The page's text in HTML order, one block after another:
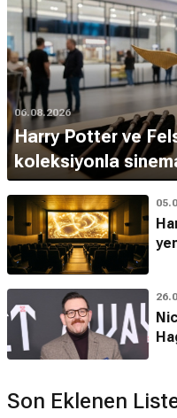
06.08.2026
Harry Potter ve
koleksiyonla
Son Eklenen